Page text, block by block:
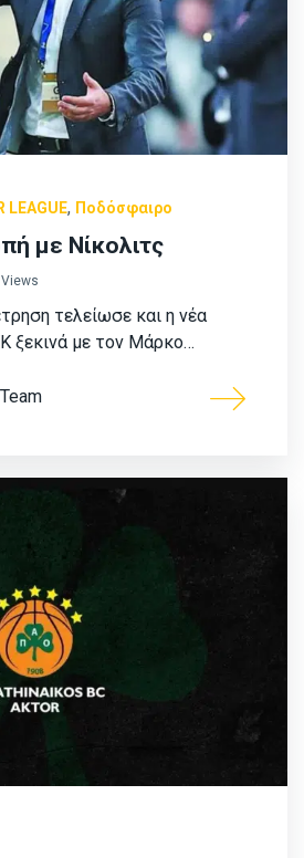
LEAGUE, Ποδόσφαιρο
με Νίκολιτς
τελείωσε και η νέα
ξεκινά με τον Μάρκο…